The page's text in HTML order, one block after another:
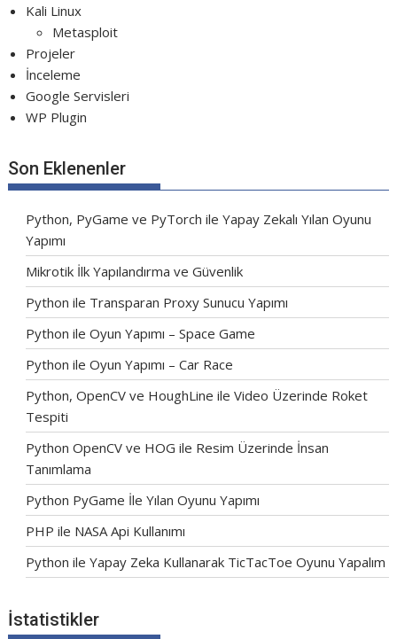
Kali Linux
Metasploit
Projeler
İnceleme
Google Servisleri
WP Plugin
Son Eklenenler
Python, PyGame ve PyTorch ile Yapay Zekalı Yılan Oyunu
Yapımı
Mikrotik İlk Yapılandırma ve Güvenlik
Python ile Transparan Proxy Sunucu Yapımı
Python ile Oyun Yapımı – Space Game
Python ile Oyun Yapımı – Car Race
Python, OpenCV ve HoughLine ile Video Üzerinde Roket
Tespiti
Python OpenCV ve HOG ile Resim Üzerinde İnsan
Tanımlama
Python PyGame İle Yılan Oyunu Yapımı
PHP ile NASA Api Kullanımı
Python ile Yapay Zeka Kullanarak TicTacToe Oyunu Yapalım
İstatistikler